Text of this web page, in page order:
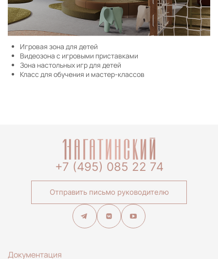
Игровая зона для детей
Видеозона с игровыми приставками
Зона настольных игр для детей
Класс для обучения и мастер-классов
+7 (495) 085 22 74
Отправить письмо руководителю
Документация